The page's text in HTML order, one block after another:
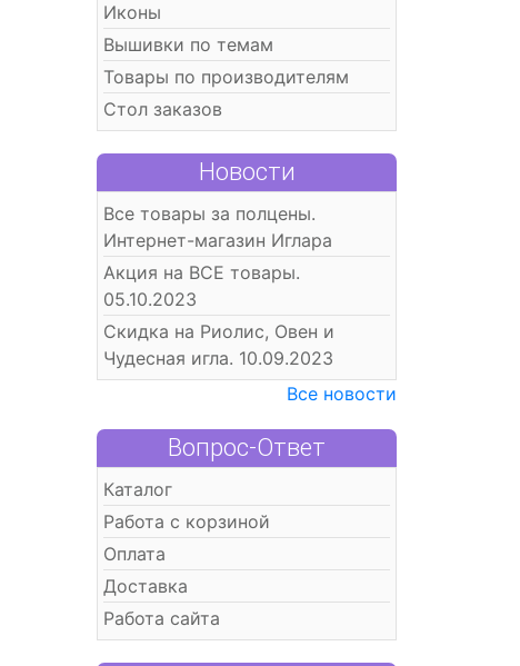
Иконы
Вышивки по темам
Товары по производителям
Стол заказов
Новости
Все товары за полцены.
Интернет-магазин Иглара
Акция на ВСЕ товары.
05.10.2023
Скидка на Риолис, Овен и
Чудесная игла. 10.09.2023
Все новости
Вопрос-Ответ
Каталог
Работа с корзиной
Оплата
Доставка
Работа сайта